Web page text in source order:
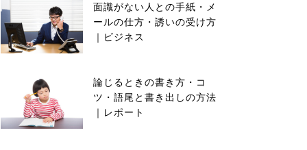
面識がない人との手紙・メ
ールの仕方・誘いの受け方
｜ビジネス
論じるときの書き方・コ
ツ・語尾と書き出しの方法
｜レポート